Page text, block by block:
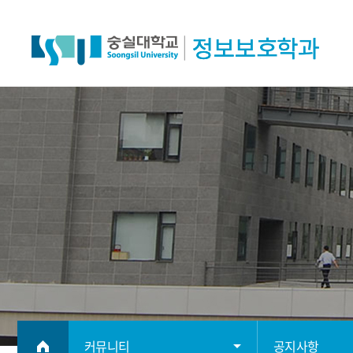
커뮤니티 공지사항